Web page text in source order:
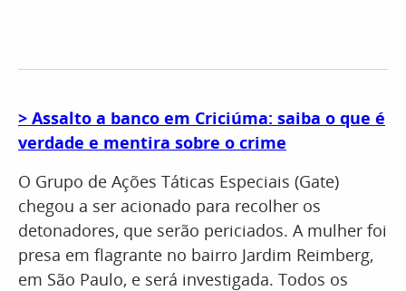
> Assalto a banco em Criciúma: saiba o que é
verdade e mentira sobre o crime
O Grupo de Ações Táticas Especiais (Gate)
chegou a ser acionado para recolher os
detonadores, que serão periciados. A mulher foi
presa em flagrante no bairro Jardim Reimberg,
em São Paulo, e será investigada. Todos os